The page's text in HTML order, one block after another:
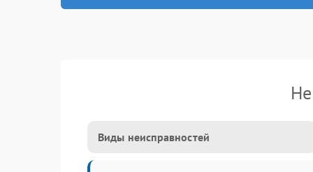
Виды неисправностей